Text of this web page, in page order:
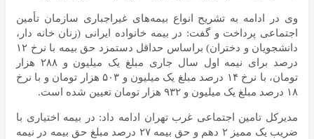
وی در ادامه به تشریح انواع بیمه‌های غیراجباری سازمان تأمین
اجتماعی پرداخت و گفت: در بیمه خانواده ایرانی (زنان خانه دار،
دانشجویان و دختران) براساس حداقل دستمزد حق بیمه با نرخ ۱۲
درصد برای نیمه اول سال جاری مبلغ یک میلیون و ۲۸۸ هزار
تومان، با نرخ ۱۴ درصد مبلغ یک میلیون و ۵۰۳ هزار تومان و با نرخ
۱۸ درصد مبلغ یک میلیون و ۹۳۲ هزار تومان تعیین شده است.
مدیرکل تامین اجتماعی غرب تهران ادامه داد: در بیمه اختیاری با
ضریب یک ممیز ۲ دهم و حق بیمه ۲۷ درصد مبلغ حق بیمه در نیمه